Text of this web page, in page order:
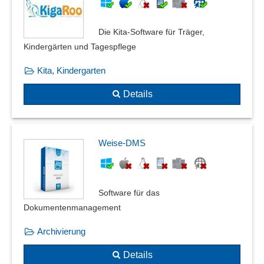
Prüfberichte
Rückmeldungen Serviceeinsätze
Schließplan
Schnappschussfunktion
Schweißnahtdokumentation
Screen Capture
Sicherheitsmanagement
Siegelung von Dokumenten
Spreadsheets
Stammdatenkataloge
Status-Reporting
Stoffstrombilanz
Systemänderungen
Systematische Protokollierung und Auswertung von
Verbandbuch
Versionierung
Wissensdokumente
Zentrale Dokumentation
Zugriffsrechte
Die Kita-Software für Träger,
Kindergärten und Tagespflege
Kita, Kindergarten
Details
Weise-DMS
Software für das
Dokumentenmanagement
Archivierung
Details